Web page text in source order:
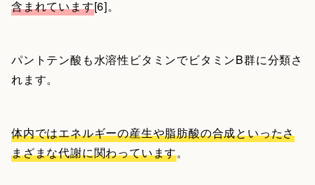
含まれています[6]。
パントテン酸も水溶性ビタミンでビタミンB群に分類さ
れます。
体内ではエネルギーの産生や脂肪酸の合成といったさ
まざまな代謝に関わっています。